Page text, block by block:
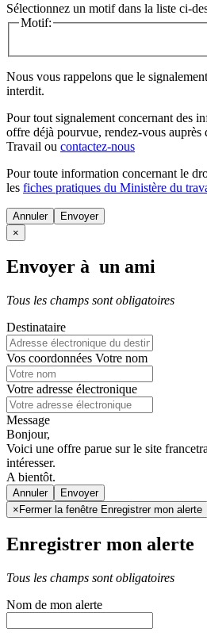
Sélectionnez un motif dans la liste ci-
Motif:
Nous vous rappelons que le
interdit.
Pour tout signalement concernant des
offre déjà pourvue, rendez-vous auprès
Travail ou contactez-nous
Pour toute information concernant le
les fiches pratiques du Ministère du
Annuler
×
Envoyer à un ami
Tous les champs sont obligatoires
Destinataire
Vos coordonnées Votre nom
Votre adresse électronique
Message
Bonjour,
Voici une offre parue sur le site
intéresser.
A bientôt.
Annuler
× Fermer la fenêtre Enregistrer mon alerte
Enregistrer mon alerte
Tous les champs sont obligatoires
Nom de mon alerte